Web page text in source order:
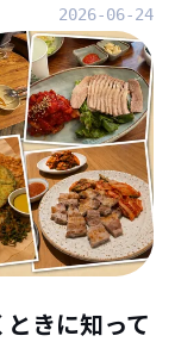
2026-06-24
ときに知って